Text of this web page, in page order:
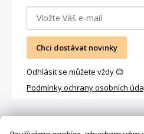
Chci dostávat novinky
Odhlásit se můžete vždy 😊
Podmínky ochrany osobních
Facebook